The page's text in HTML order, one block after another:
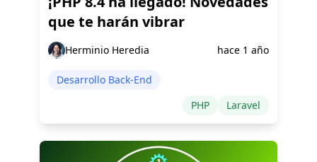
que te harán vibrar
Herminio Heredia hace 1 año
Desarrollo Back-End
PHP
Laravel